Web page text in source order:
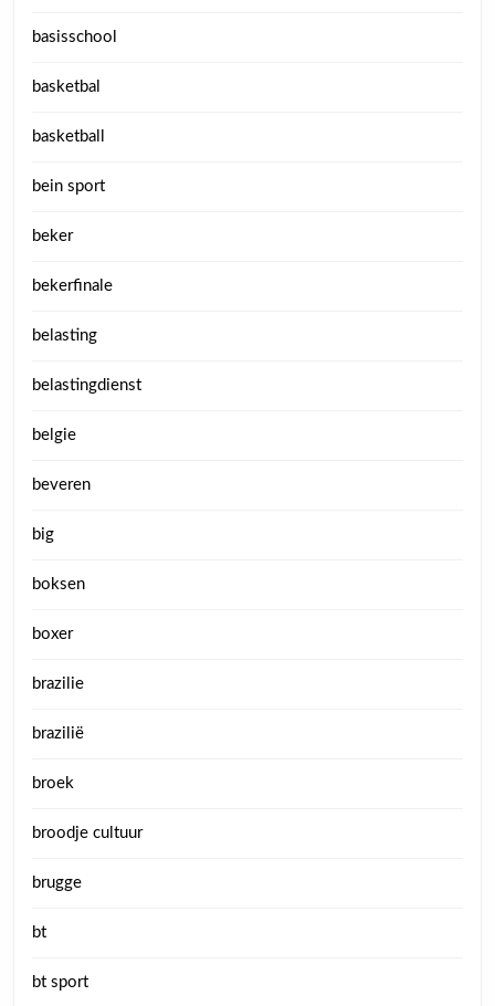
basisschool
basketbal
basketball
bein sport
beker
bekerfinale
belasting
belastingdienst
belgie
beveren
big
boksen
boxer
brazilie
brazilië
broek
broodje cultuur
brugge
bt
bt sport